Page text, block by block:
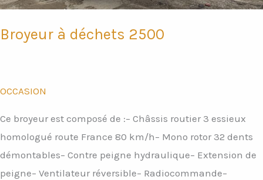
Broyeur à déchets 2500
OCCASION
Ce broyeur est composé de :– Châssis routier 3 essieux
homologué route France 80 km/h– Mono rotor 32 dents
démontables– Contre peigne hydraulique– Extension de
peigne– Ventilateur réversible– Radiocommande–